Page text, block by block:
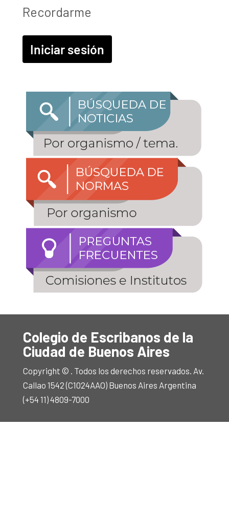
Recordarme
Colegio de Escribanos de la
Ciudad de Buenos Aires
Copyright © . Todos los derechos reservados. Av.
Callao 1542 (C1024AAO) Buenos Aires Argentina
(+54 11) 4809-7000